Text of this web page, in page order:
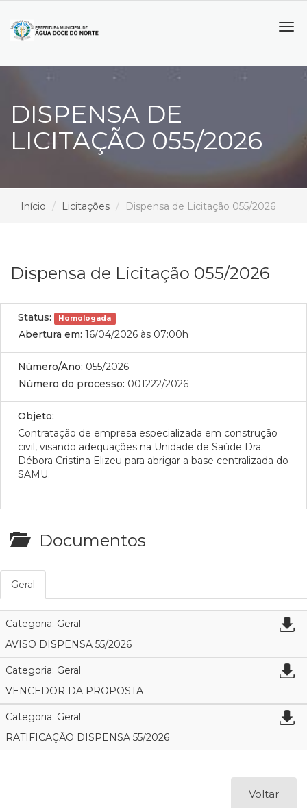
DISPENSA DE
LICITAÇÃO 055/2026
Início Licitações Dispensa de Licitação 055/2026
Dispensa de Licitação 055/2026
Status: Homologada
Abertura em: 16/04/2026 às 07:00h
Número/Ano: 055/2026
Número do processo: 001222/2026
Objeto:
Contratação de empresa especializada em construção
civil, visando adequações na Unidade de Saúde Dra.
Débora Cristina Elizeu para abrigar a base centralizada do
SAMU.
Documentos
Geral
Categoria: Geral
AVISO DISPENSA 55/2026
Categoria: Geral
VENCEDOR DA PROPOSTA
Categoria: Geral
RATIFICAÇÃO DISPENSA 55/2026
Voltar